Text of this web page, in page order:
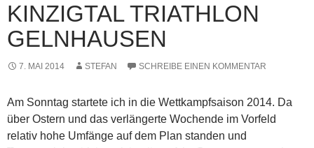
KINZIGTAL TRIATHLON
GELNHAUSEN
7. MAI 2014 STEFAN SCHREIBE EINEN KOMMENTAR
Am Sonntag startete ich in die Wettkampfsaison 2014. Da
über Ostern und das verlängerte Wochende im Vorfeld
relativ hohe Umfänge auf dem Plan standen und